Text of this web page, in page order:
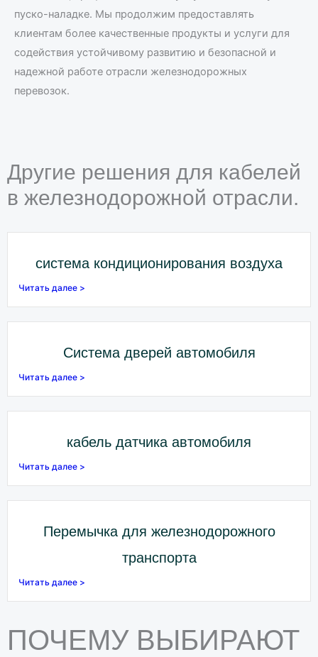
пуско-наладке. Мы продолжим предоставлять
клиентам более качественные продукты и услуги для
содействия устойчивому развитию и безопасной и
надежной работе отрасли железнодорожных
перевозок.
Другие решения для кабелей
в железнодорожной отрасли.
система кондиционирования воздуха
Читать далее >
Система дверей автомобиля
Читать далее >
кабель датчика автомобиля
Читать далее >
Перемычка для железнодорожного
транспорта
Читать далее >
ПОЧЕМУ ВЫБИРАЮТ